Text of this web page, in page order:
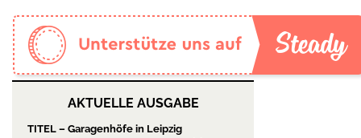
AKTUELLE AUSGABE
TITEL – Garagenhöfe in Leipzig